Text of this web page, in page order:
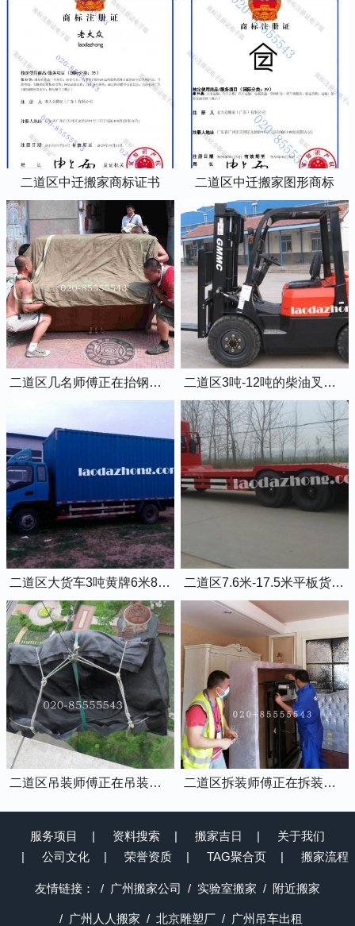
二道区中迁搬家商标证书 二道区中迁搬家图形商标
二道区几名师傅正在抬钢琴上楼 二道区3吨-12吨的柴油叉车出租
二道区大货车3吨黄牌6米8的厢式货车 二道区7.6米-17.5米平板货车出租
二道区吊装师傅正在吊装物品上楼 二道区拆装师傅正在拆装家具
服务项目 资料搜索 搬家吉日
关于我们
公司文化
荣誉资质 TAG聚合页 搬家流程
友情链接： 广州搬家公司 实验室搬家 附近搬家
广州人人搬家 北京雕塑厂 广州吊车出租